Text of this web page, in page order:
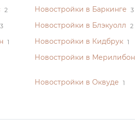
2 Новостройки в Баркинге 3
3 Новостройки в Блэкуолл 2
1 Новостройки в Кидбрук 1
Новостройки в Мерилибон
Новостройки в Оквуде 1